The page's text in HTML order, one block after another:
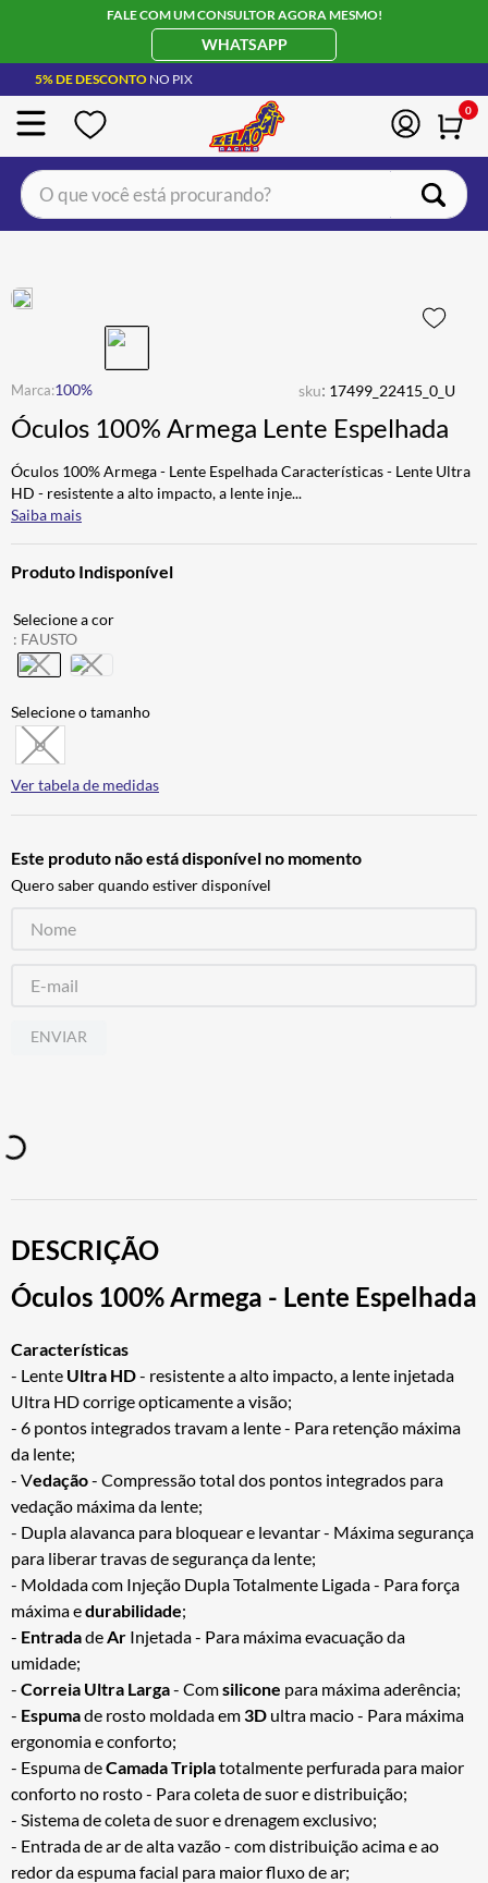
FALE COM UM CONSULTOR AGORA MESMO!
WHATSAPP
5% DE DESCONTO NO PIX
0
O que você está procurando?
100% sku: 17499_22415_0_U
Óculos 100% Armega Lente Espelhada
Óculos 100% Armega - Lente Espelhada Características - Lente Ultra
HD - resistente a alto impacto, a lente inje...
Saiba mais
Produto Indisponível
: FAUSTO
U
Ver tabela de medidas
Este produto não está disponível no momento
Quero saber quando estiver disponível
ENVIAR
DESCRIÇÃO
Óculos 100% Armega - Lente Espelhada
Características
- Lente Ultra HD- resistente a alto impacto, a lente injetada
Ultra HD corrige opticamente a visão;
- 6 pontos integrados travam a lente - Para retenção máxima
da lente;
- Vedação- Compressão total dos pontos integrados para
vedação máxima da lente;
- Dupla alavanca para bloquear e levantar - Máxima segurança
para liberar travas de segurança da lente;
- Moldada com Injeção Dupla Totalmente Ligada - Para força
máxima edurabilidade;
- EntradadeAr Injetada - Para máxima evacuação da
umidade;
- Correia Ultra Larga- Comsilicone para máxima aderência;
- Espumade rosto moldada em3D ultra macio - Para máxima
ergonomia e conforto;
- Espuma deCamada Triplatotalmente perfurada para maior
conforto no rosto - Para coleta de suor e distribuição;
- Sistema de coleta de suor e drenagem exclusivo;
- Entrada de ar de alta vazão - com distribuição acima e ao
redor da espuma facial para maior fluxo de ar;
JAQUETA
4º ÓCULOS SOLAR
5 º LUVA
6º BAU
7 º ALPINESTAR
8º AIROH
9º CALÇA
10º BOTAS